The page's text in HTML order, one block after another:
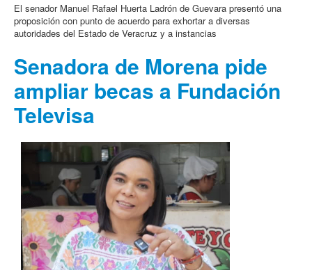
El senador Manuel Rafael Huerta Ladrón de Guevara presentó una
proposición con punto de acuerdo para exhortar a diversas
autoridades del Estado de Veracruz y a instancias
Senadora de Morena pide
ampliar becas a Fundación
Televisa